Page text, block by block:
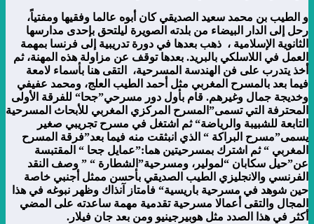
و الطيب بن محمد سعيد الصديقي كان أبوه عالما وفقيها ومفتياً،
رحل إلى الدار البيضاء من بلدته الصويرة ليلتحق بإحدى مدارسها
الثانوية الإسلامية ، ذهب بعدها في دورة تدريبية إلى فرنسا بمهمة
العمل في اللاسلكي بالبريد. بعدها توقف عن مزاولة هذه المهنة، ثم
أخذ يتدرب على فن الهندسة المسرحية، التقى هنا بأسماء لامعة
فيما بعد بالمسرح المغربي مثل أحمد الطيب العلج، ومحمد عفيفي
وخديجة جمال وغيرهم. قام بأول دور مسرحي”جحا“ للفرقة الأولى
المحترفة التي تسمى”المسرح المركزي المغربي للأبحاث المسرحية
التابعة للشبيبة والرياضة“ ثم اشتغل في مسرح تجريبي صغير
يسمى”مسرح البراكة “ الذي انبثقت منه فيما بعد”فرقة المسرح
المغربي “ ثم اشترك بمسرحيتين هما:”عمايل جحا “ المقتبسة
عن”حيل سكابان “لمولير، ومسرحية”الشطارة “ ” وصف النقد
الفرنسي والانجليزي الطيب الصديقي بأحسن ممثل أجنبي خاصة
حين شوهد في مسرحية باريسية“ فامتاز آنذاك وظهر نبوغه في هذا
المجال والتقى أعمالا مسرحية تقدمية مهمة ساعدته على المضي
أكثر في هذا الصدد مثل هوبيرجينيو ومن بعد جان فيلار.